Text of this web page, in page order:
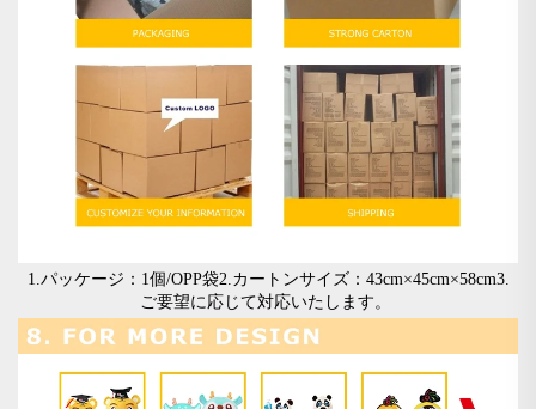
1.パッケージ：1個/OPP袋2.カートンサイズ：43cm×45cm×58cm3.
ご要望に応じて対応いたします。